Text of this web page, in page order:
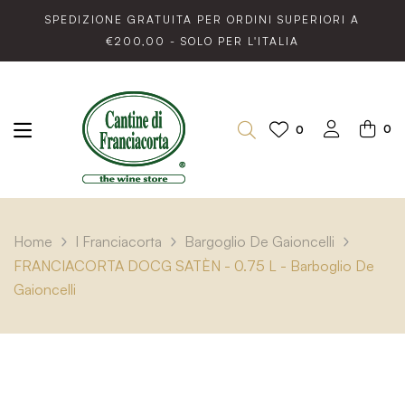
SPEDIZIONE GRATUITA PER ORDINI SUPERIORI A
€200,00 - SOLO PER L'ITALIA
0 0
Home I Franciacorta
Bargoglio De Gaioncelli
FRANCIACORTA DOCG SATÈN - 0.75 L - Barboglio De
Gaioncelli